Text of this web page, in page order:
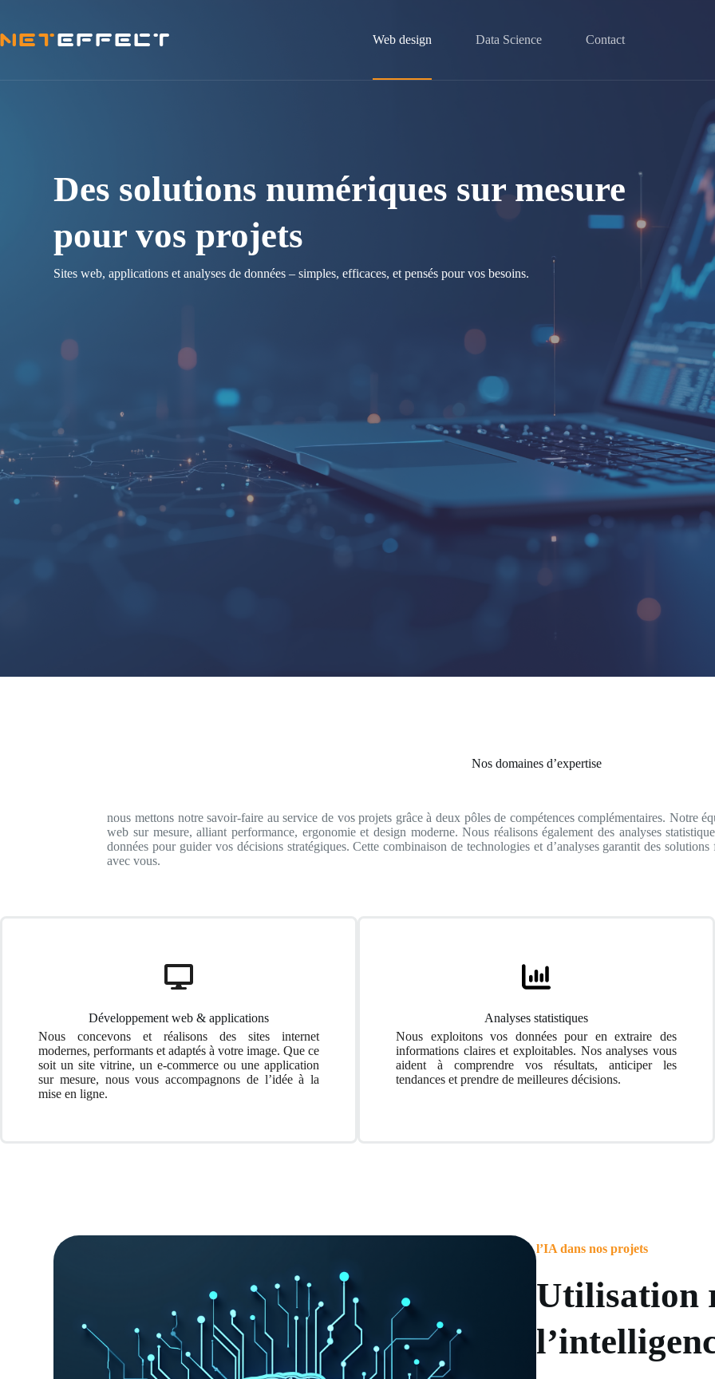
content
Web design Data Science Contact
Des solutions numériques sur mesure
pour vos projets
Sites web, applications et analyses de données – simples, efficaces, et pensés pour vos besoins.
Nos domaines d’expertise
nous mettons notre savoir-faire au service de vos projets grâce à deux pôles de compétences complémentaires. Notre
web sur mesure, alliant performance, ergonomie et design moderne. Nous réalisons également des analyses
données pour guider vos décisions stratégiques. Cette combinaison de technologies et d’analyses garantit des
avec vous.
Développement web & applications
Nous concevons et réalisons des sites internet
modernes, performants et adaptés à votre image. Que ce
soit un site vitrine, un e-commerce ou une application
sur mesure, nous vous accompagnons de l’idée à la
mise en ligne.
Analyses statistiques
Nous exploitons vos données pour en extraire des
informations claires et exploitables. Nos analyses vous
aident à comprendre vos résultats, anticiper les
tendances et prendre de meilleures décisions.
l’IA dans nos projets
Utilisation